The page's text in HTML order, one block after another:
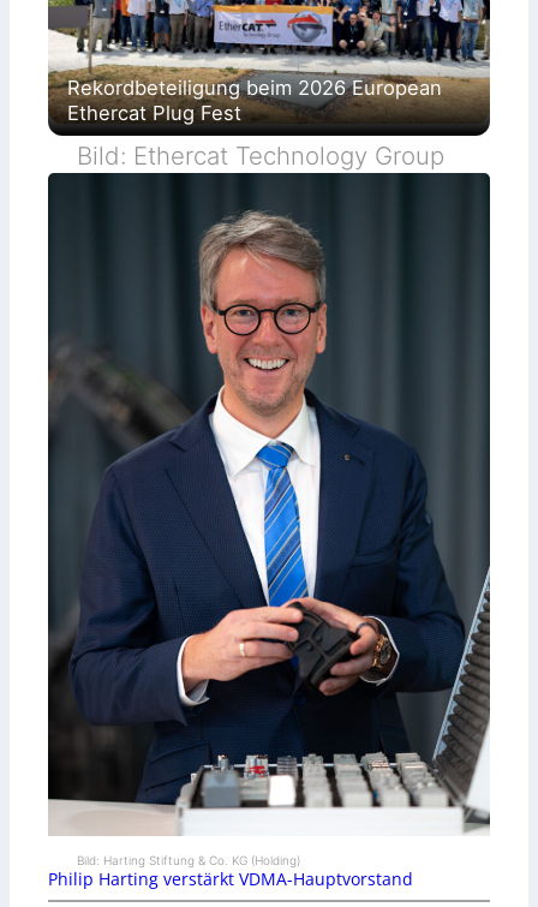
Rekordbeteiligung beim 2026 European
Ethercat Plug Fest
Bild: Ethercat Technology Group
Bild: Harting Stiftung & Co. KG (Holding)
Philip Harting verstärkt VDMA-Hauptvorstand